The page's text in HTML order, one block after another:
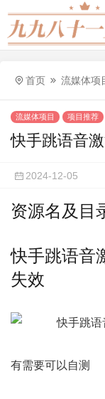
首页 流媒体项
流媒体项目 项目推荐
快手跳语音
2024-12-05
资源名及目
快手跳语音
失效
有需要可以自测